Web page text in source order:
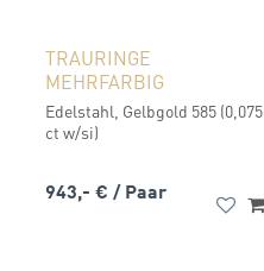
TRAURINGE
MEHRFARBIG
Edelstahl, Gelbgold 585 (0,075
ct w/si)
943,- € / Paar